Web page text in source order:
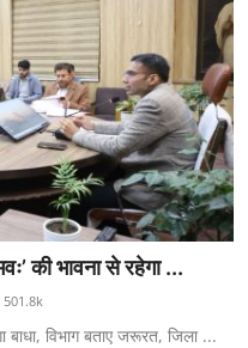
की भावना से रहेगा ...
501.8k
बाधा, विभाग बताए जरूरत, जिला ...